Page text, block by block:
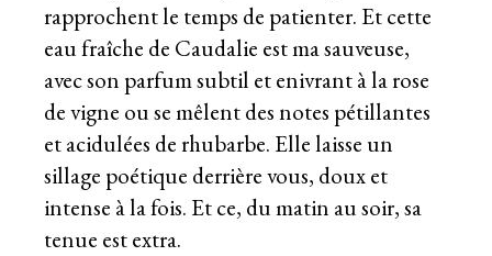
rapprochent le temps de patienter. Et cette
eau fraîche de Caudalie est ma sauveuse,
avec son parfum subtil et enivrant à la rose
de vigne ou se mêlent des notes pétillantes
et acidulées de rhubarbe. Elle laisse un
sillage poétique derrière vous, doux et
intense à la fois. Et ce, du matin au soir, sa
tenue est extra.